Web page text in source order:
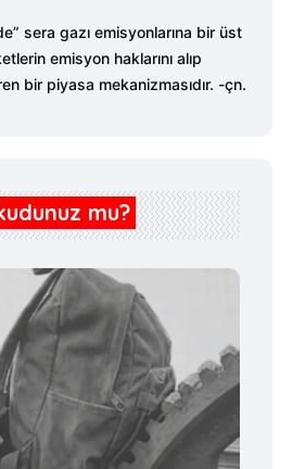
sera gazı emisyonlarına bir üst
emisyon haklarını alıp
bir piyasa mekanizmasıdır. -çn.
mu?